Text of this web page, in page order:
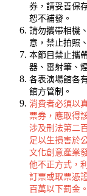
券，請妥善保
恕不補發。
請勿攜帶相機
意，禁止拍照
本節目禁止攜
器、雷射筆、
各表演場館各
館方管制。
消費者必須以
票券，應取得
涉及刑法第二
足以生損害於
文化創意產業
他不正方式，
訂票或取票憑
百萬以下罰金